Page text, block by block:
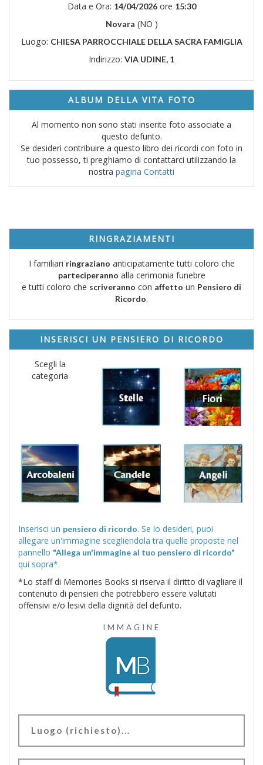
Data e Ora: 14/04/2026ore 15:30
Novara (NO )
Luogo: CHIESA PARROCCHIALE DELLA SACRA FAMIGLIA
Indirizzo: VIA UDINE, 1
ALBUM DELLA VITA FOTO
Al momento non sono stati inserite foto associate a
questo defunto.
Se desideri contribuire a questo libro dei ricordi con foto in
tuo possesso, ti preghiamo di contattarci utilizzando la
nostra pagina Contatti
RINGRAZIAMENTI
I familiari ringraziano anticipatamente tutti coloro che
parteciperanno alla cerimonia funebre
e tutti coloro che scriveranno con affetto un Pensiero di
Ricordo.
INSERISCI UN PENSIERO DI RICORDO
Scegli la
categoria
Inserisci un pensiero di ricordo. Se lo desideri, puoi
allegare un'immagine scegliendola tra quelle proposte nel
pannello "Allega un'immagine al tuo pensiero di ricordo"
qui sopra*.
*Lo staff di Memories Books si riserva il diritto di vagliare il
contenuto di pensieri che potrebbero essere valutati
offensivi e/o lesivi della dignità del defunto.
IMMAGINE